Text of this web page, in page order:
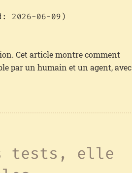
2026-06-09)
Cet article montre comment
par un humain et un agent, avec
tests, elle